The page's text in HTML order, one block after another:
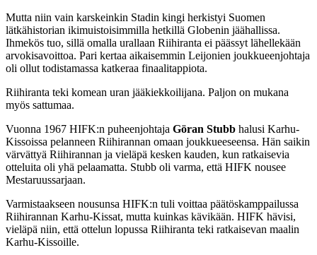
Mutta niin vain karskeinkin Stadin kingi herkistyi Suomen
lätkähistorian ikimuistoisimmilla hetkillä Globenin jäähallissa.
Ihmekös tuo, sillä omalla urallaan Riihiranta ei päässyt lähellekään
arvokisavoittoa. Pari kertaa aikaisemmin Leijonien joukkueenjohtaja
oli ollut todistamassa katkeraa finaalitappiota.
Riihiranta teki komean uran jääkiekkoilijana. Paljon on mukana
myös sattumaa.
Vuonna 1967 HIFK:n puheenjohtaja Göran Stubb halusi Karhu-
Kissoissa pelanneen Riihirannan omaan joukkueeseensa. Hän saikin
värvättyä Riihirannan ja vieläpä kesken kauden, kun ratkaisevia
otteluita oli yhä pelaamatta. Stubb oli varma, että HIFK nousee
Mestaruussarjaan.
Varmistaakseen nousunsa HIFK:n tuli voittaa päätöskamppailussa
Riihirannan Karhu-Kissat, mutta kuinkas kävikään. HIFK hävisi,
vieläpä niin, että ottelun lopussa Riihiranta teki ratkaisevan maalin
Karhu-Kissoille.